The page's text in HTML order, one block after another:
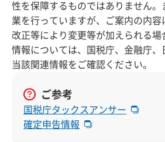
性を保障するものではありません。
業を行っていますが、ご案内の内容
改正等により変更等が加えられる
情報については、国税庁、金融庁、
当該関連情報をご確認ください。
ご参考
国税庁タックスアンサー
確定申告情報